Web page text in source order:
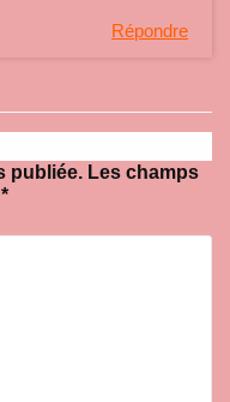
Répondre
publiée. Les champs
*